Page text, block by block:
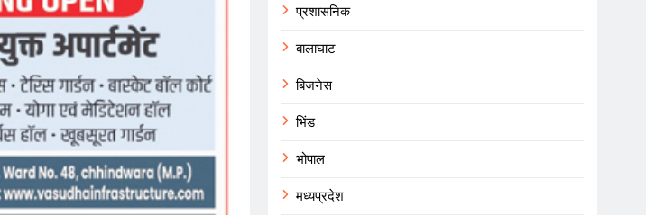
प्रशासनिक
बालाघाट
बिजनेस
भिंड
भोपाल
मध्यप्रदेश